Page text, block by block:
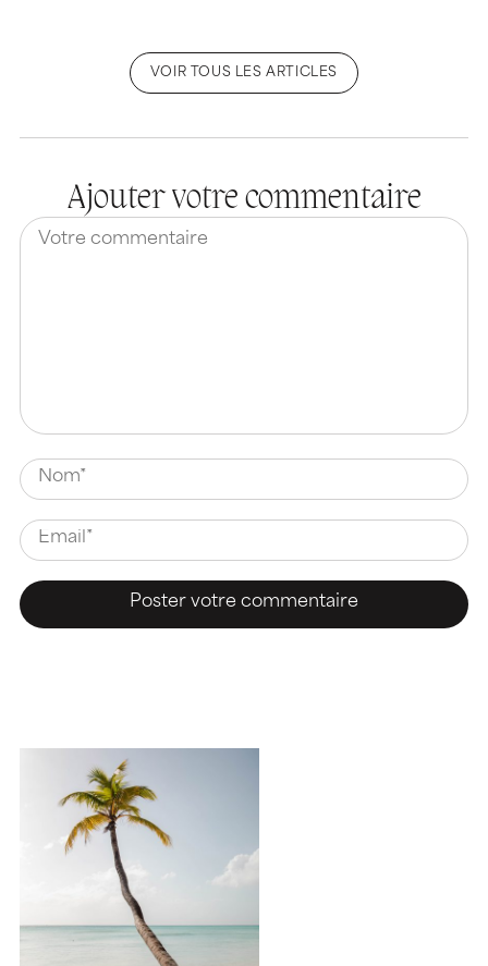
VOIR TOUS LES ARTICLES
Ajouter votre commentaire